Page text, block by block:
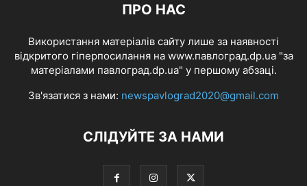
ПРО НАС
Використання матеріалів сайту лише за наявності
відкритого гіперпосилання на www.павлоград.dp.ua "за
матеріалами павлоград.dp.ua" у першому абзаці.
Зв'язатися з нами: newspavlograd2020@gmail.com
СЛІДУЙТЕ ЗА НАМИ